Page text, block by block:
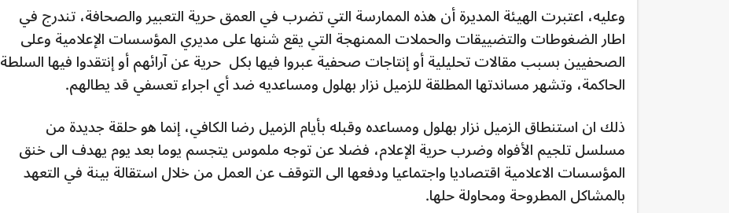
وعليه، اعتبرت الهيئة المديرة أن هذه الممارسة التي تضرب في العمق حرية التعبير والصحافة، تندرج في
اطار الضغوطات والتضييقات والحملات الممنهجة التي يقع شنها على مديري المؤسسات الإعلامية وعلى
الصحفيين بسبب مقالات تحليلية أو إنتاجات صحفية عبروا فيها بكل حرية عن آرائهم أو إنتقدوا فيها السلطة
الحاكمة، وتشهر مساندتها المطلقة للزميل نزار بهلول ومساعديه ضد أي اجراء تعسفي قد يطالهم.
ذلك ان استنطاق الزميل نزار بهلول ومساعده وقبله بأيام الزميل رضا الكافي، إنما هو حلقة جديدة من
مسلسل تلجيم الأفواه وضرب حرية الإعلام، فضلا عن توجه ملموس يتجسم يوما بعد يوم يهدف الى خنق
المؤسسات الاعلامية اقتصاديا واجتماعيا ودفعها الى التوقف عن العمل من خلال استقالة بينة في التعهد
بالمشاكل المطروحة ومحاولة حلها.